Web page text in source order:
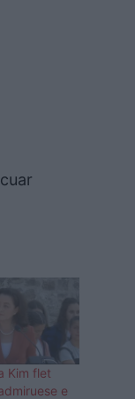
Kim flet
e